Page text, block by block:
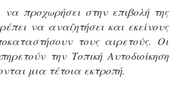
προχωρήσει στην επιβολή της
να αναζητήσει και εκείνους
τους αιρετούς. Οι
την Τοπική Αυτοδιοίκηση
μια τέτοια εκτροπή.
μήνες αποκτά ένα ισχυρό σώμα η
Θα είναι πιο κοντά στον πολίτη. Είχα την
σήμερα στην ορκωμοσία τους.
και μια εβδομάδα οι αφίξεις των